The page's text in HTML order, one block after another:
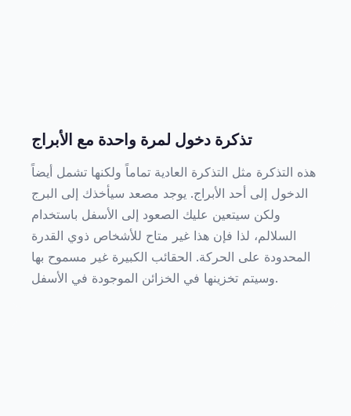
تذكرة دخول لمرة واحدة مع الأبراج
هذه التذكرة مثل التذكرة العادية تماماً ولكنها تشمل أيضاً
الدخول إلى أحد الأبراج. يوجد مصعد سيأخذك إلى البرج
ولكن سيتعين عليك الصعود إلى الأسفل باستخدام
السلالم، لذا فإن هذا غير متاح للأشخاص ذوي القدرة
المحدودة على الحركة. الحقائب الكبيرة غير مسموح بها
وسيتم تخزينها في الخزائن الموجودة في الأسفل.